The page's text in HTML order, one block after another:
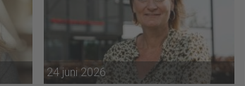
24 juni 2026